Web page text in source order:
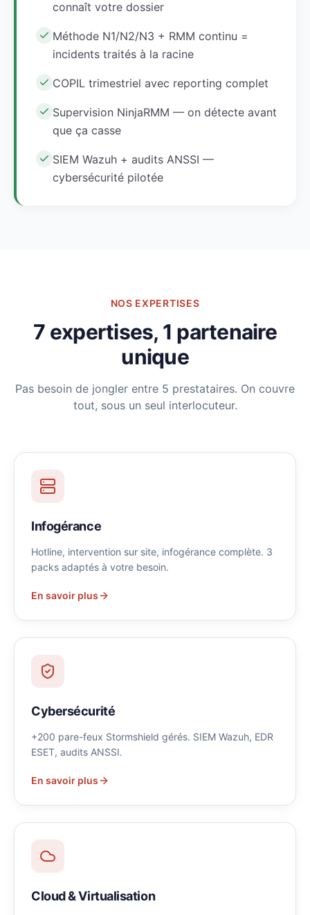
connaît votre dossier
Méthode N1/N2/N3 + RMM continu =
incidents traités à la racine
COPIL trimestriel avec reporting complet
Supervision NinjaRMM — on détecte avant
que ça casse
SIEM Wazuh + audits ANSSI —
cybersécurité pilotée
NOS EXPERTISES
7 expertises, 1 partenaire
unique
Pas besoin de jongler entre 5 prestataires. On couvre
tout, sous un seul interlocuteur.
Infogérance
Hotline, intervention sur site, infogérance complète. 3
packs adaptés à votre besoin.
En savoir plus
Cybersécurité
+200 pare-feux Stormshield gérés. SIEM Wazuh, EDR
ESET, audits ANSSI.
En savoir plus
Cloud & Virtualisation